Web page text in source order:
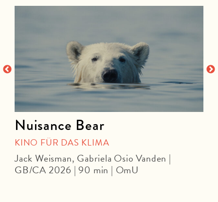
Nuisance Bear
KINO FÜR DAS KLIMA
Jack Weisman, Gabriela Osio Vanden |
GB/CA 2026 | 90 min | OmU